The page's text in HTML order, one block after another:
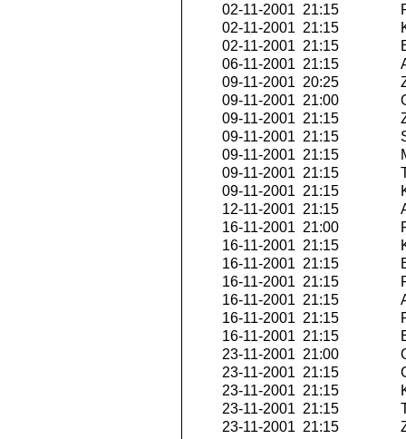
02-11-2001 21:15
02-11-2001 21:15
02-11-2001 21:15
06-11-2001 21:15
09-11-2001 20:25
09-11-2001 21:00
09-11-2001 21:15
09-11-2001 21:15
09-11-2001 21:15
09-11-2001 21:15
09-11-2001 21:15
12-11-2001 21:15
16-11-2001 21:00
16-11-2001 21:15
16-11-2001 21:15
16-11-2001 21:15
16-11-2001 21:15
16-11-2001 21:15
16-11-2001 21:15
23-11-2001 21:00
23-11-2001 21:15
23-11-2001 21:15
23-11-2001 21:15
23-11-2001 21:15